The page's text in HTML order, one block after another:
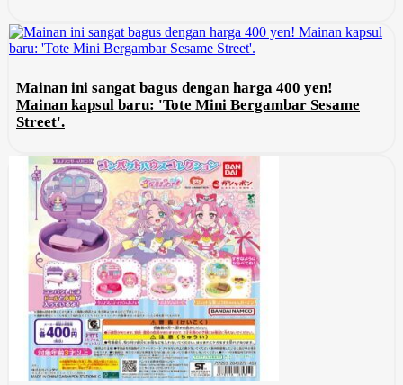
Mainan ini sangat bagus dengan harga 400 yen!
Mainan kapsul baru: 'Tote Mini Bergambar Sesame
Street'.